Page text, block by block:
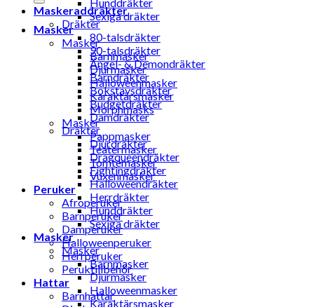
Sexiga dräkter
Masker
Masker
Barnmasker
Djurmasker
Halloweenmasker
Karaktärsmasker
Morphmasks
Masker
Pappmasker
Teatermasker
Tomtemasker
Vuxenmasker
Peruker
Afroperuker
Barnperuker
Damperuker
Halloweenperuker
Herrperuker
Peruktillbehör
Hattar
Barnhattar
Maskeraddräkter
Dräkter
80-talsdräkter
90-talsdräkter
Ängel- & Demondräkter
Barndräkter
Bokstavsdräkter
Budgetdräkter
Damdräkter
Dräkter
Djurdräkter
Dragqueendräkter
Fightingdräkter
Halloweendräkter
Herrdräkter
Hunddräkter
Sexiga dräkter
Masker
Masker
Barnmasker
Djurmasker
Halloweenmasker
Karaktärsmasker